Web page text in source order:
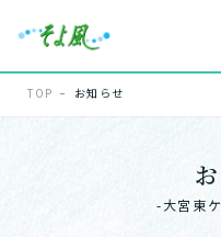
TOP お知らせ
-大宮東